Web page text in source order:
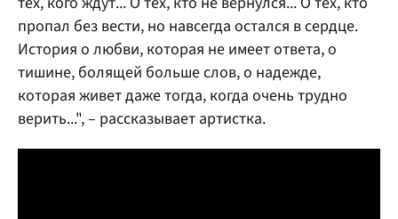
пропал без вести, но навсегда остался в сердце.
История о любви, которая не имеет ответа, о
тишине, болящей больше слов, о надежде,
которая живет даже тогда, когда очень трудно
верить...", – рассказывает артистка.